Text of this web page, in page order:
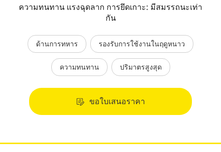
ความทนทาน แรงฉุดลาก การยึดเกาะ: มีสมรรถนะเท่า
กัน
ด้านการทหาร รองรับการใช้งานในฤดูหนาว
ความทนทาน ปริมาตรสูงสุด
ขอใบเสนอราคา